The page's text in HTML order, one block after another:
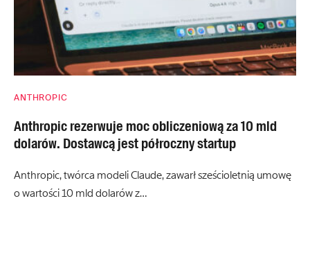
ANTHROPIC
Anthropic rezerwuje moc obliczeniową za 10 mld
dolarów. Dostawcą jest półroczny startup
Anthropic, twórca modeli Claude, zawarł sześcioletnią umowę
o wartości 10 mld dolarów z…